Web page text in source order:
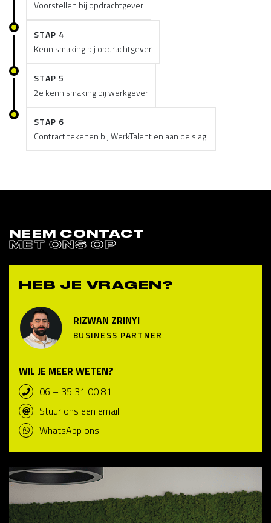
Voorstellen bij opdrachtgever
STAP 4
Kennismaking bij opdrachtgever
STAP 5
2e kennismaking bij werkgever
STAP 6
Contract tekenen bij WerkTalent en aan de slag!
NEEM CONTACT
MET ONS OP
HEB JE VRAGEN?
RIZWAN ZRINYI
BUSINESS PARTNER
WIL JE MEER WETEN?
06 – 35 31 00 81
Stuur ons een email
WhatsApp ons